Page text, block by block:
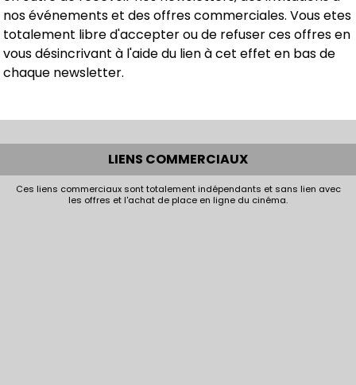
nos événements et des offres commerciales. Vous etes
totalement libre d'accepter ou de refuser ces offres en
vous désincrivant à l'aide du lien à cet effet en bas de
chaque newsletter.
LIENS COMMERCIAUX
Ces liens commerciaux sont totalement indépendants et sans lien avec
les offres et l'achat de place en ligne du cinéma.